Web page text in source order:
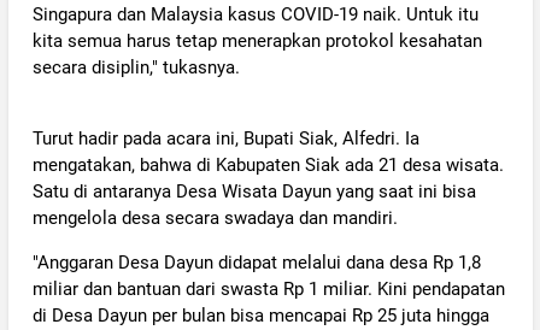
Singapura dan Malaysia kasus COVID-19 naik. Untuk itu
kita semua harus tetap menerapkan protokol kesahatan
secara disiplin," tukasnya.
Turut hadir pada acara ini, Bupati Siak, Alfedri. Ia
mengatakan, bahwa di Kabupaten Siak ada 21 desa wisata.
Satu di antaranya Desa Wisata Dayun yang saat ini bisa
mengelola desa secara swadaya dan mandiri.
"Anggaran Desa Dayun didapat melalui dana desa Rp 1,8
miliar dan bantuan dari swasta Rp 1 miliar. Kini pendapatan
di Desa Dayun per bulan bisa mencapai Rp 25 juta hingga